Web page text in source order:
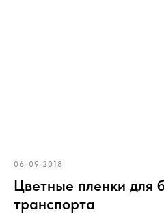
06-09-2018
Цветные пленки для
транспорта